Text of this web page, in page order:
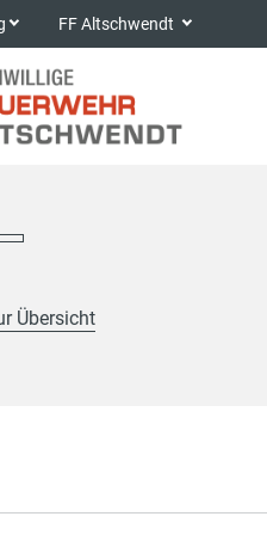
FF Altschwendt
Übersicht